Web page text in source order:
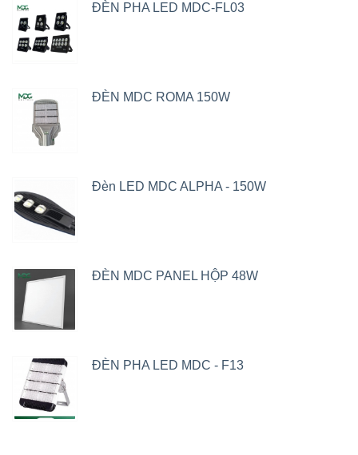
ĐÈN PHA LED MDC-FL03
ĐÈN MDC ROMA 150W
Đèn LED MDC ALPHA - 150W
ĐÈN MDC PANEL HỘP 48W
ĐÈN PHA LED MDC - F13